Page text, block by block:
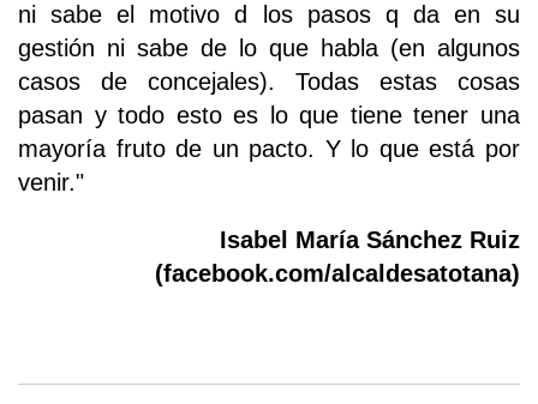
ni sabe el motivo d los pasos q da en su
gestión ni sabe de lo que habla (en algunos
casos de concejales). Todas estas cosas
pasan y todo esto es lo que tiene tener una
mayoría fruto de un pacto. Y lo que está por
venir."
Isabel María Sánchez Ruiz
(facebook.com/alcaldesatotana)